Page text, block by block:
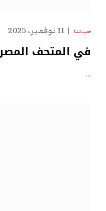
حياتنا 11 نوفمبر، 2025
في المتحف
…